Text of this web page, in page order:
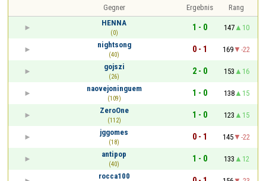
Gegner Ergebnis
Rang
HENNA
(0)
1 - 0 147
10
nightsong
(40)
0 - 1 169
-22
gojszi
(26)
2 - 0 153
16
naovejoninguem
(109)
1 - 0 138
15
ZeroOne
(112)
1 - 0 123
15
jggomes
(18)
0 - 1 145
-22
antipop
(40)
1 - 0 133
12
rocca100